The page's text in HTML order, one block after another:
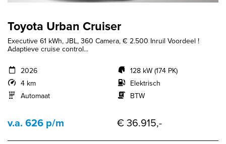
Toyota Urban Cruiser
Executive 61 kWh, JBL, 360 Camera, € 2.500 Inruil Voordeel !
Adaptieve cruise control...
2026
4 km
Automaat
128 kW (174 PK)
Elektrisch
BTW
v.a. 626 p/m € 36.915,-